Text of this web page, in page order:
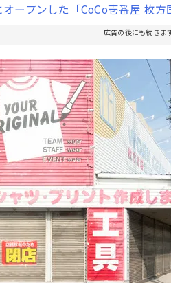
ープンした「CoCo壱番屋 枚方
広告の後にも続きま